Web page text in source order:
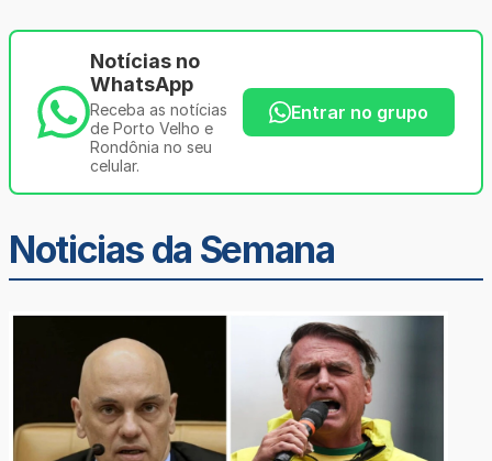
Notícias no
WhatsApp
Receba as notícias
de Porto Velho e
Rondônia no seu
celular.
Entrar no grupo
Noticias da Semana